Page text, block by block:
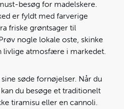
besøg for madelskere.
er fyldt med farverige
friske grøntsager til
nogle lokale oste, skinke
livlige atmosfære i markedet.
søde fornøjelser. Når du
du besøge et traditionelt
tiramisu eller en cannoli.